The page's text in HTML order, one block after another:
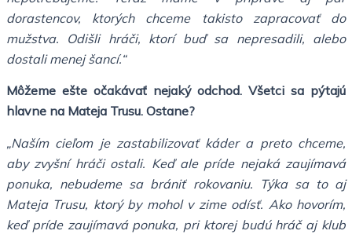
dorastencov, ktorých chceme takisto zapracovať do
mužstva. Odišli hráči, ktorí buď sa nepresadili, alebo
dostali menej šancí.“
Môžeme ešte očakávať nejaký odchod. Všetci sa pýtajú
hlavne na Mateja Trusu. Ostane?
„Naším cieľom je zastabilizovať káder a preto chceme,
aby zvyšní hráči ostali. Keď ale príde nejaká zaujímavá
ponuka, nebudeme sa brániť rokovaniu. Týka sa to aj
Mateja Trusu, ktorý by mohol v zime odísť. Ako hovorím,
keď príde zaujímavá ponuka, pri ktorej budú hráč aj klub